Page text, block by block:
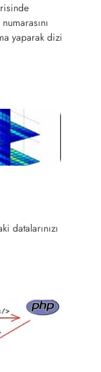
yaparak dizi
datalarınızı